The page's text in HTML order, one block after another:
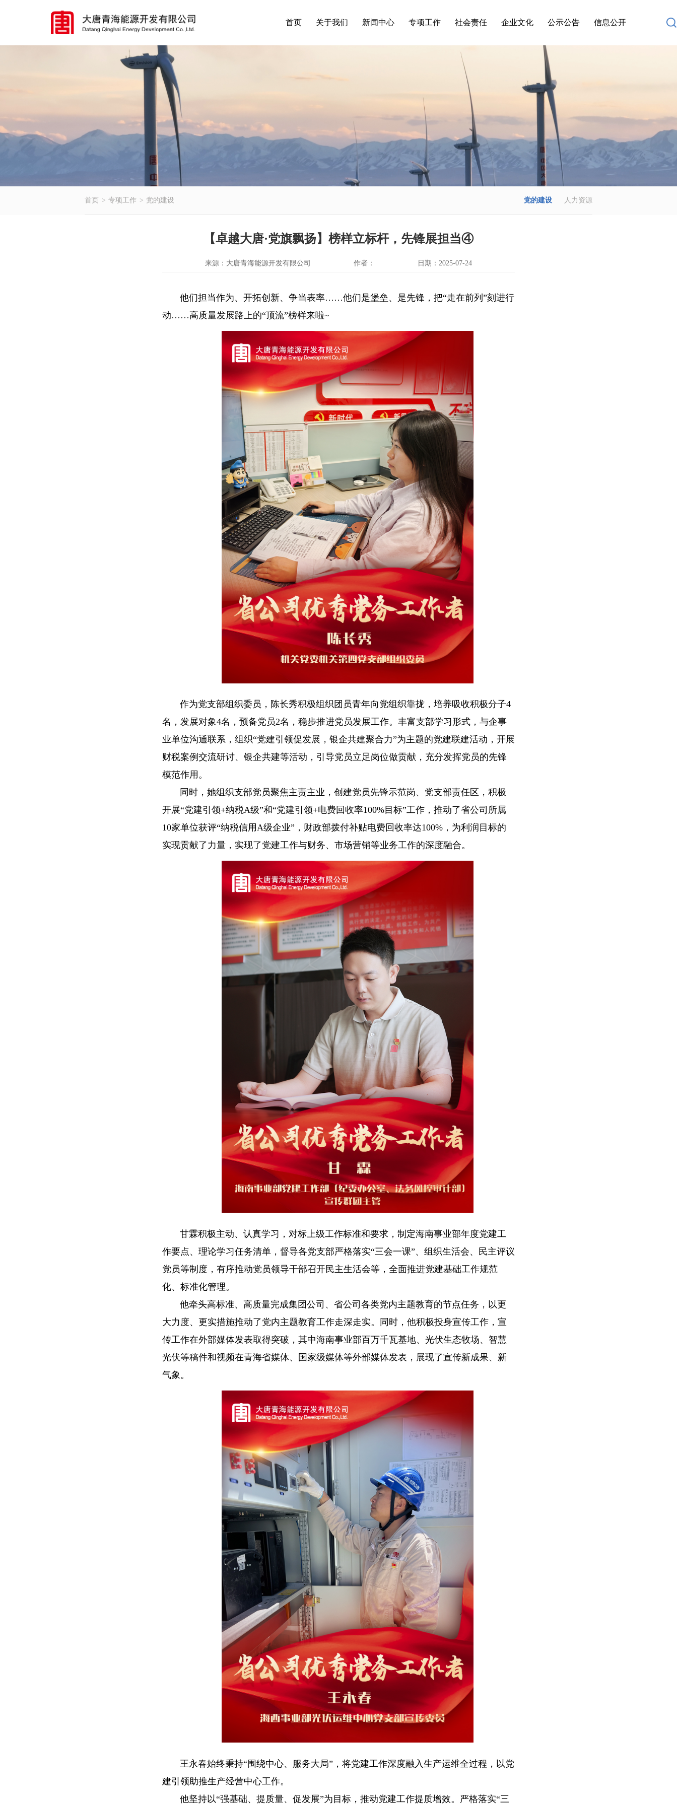
首页 关于我们 新闻中心 专项工作 社会责任 企业文化 公示公告 信息公开
首页 专项工作 党的建设 党的建设 人力资源
【卓越大唐·党旗飘扬】榜样立标杆，先锋展担当④
来源：大唐青海能源开发有限公司 作者： 日期：2025-07-24
他们担当作为、开拓创新、争当表率……他们是堡垒、是先锋，把“走在前列”刻进行
动……高质量发展路上的“顶流”榜样来啦~
作为党支部组织委员，陈长秀积极组织团员青年向党组织靠拢，培养吸收积极分子4
名，发展对象4名，预备党员2名，稳步推进党员发展工作。丰富支部学习形式，与企事
业单位沟通联系，组织“党建引领促发展，银企共建聚合力”为主题的党建联建活动，开展
财税案例交流研讨、银企共建等活动，引导党员立足岗位做贡献，充分发挥党员的先锋
模范作用。
同时，她组织支部党员聚焦主责主业，创建党员先锋示范岗、党支部责任区，积极
开展“党建引领+纳税A级”和“党建引领+电费回收率100%目标”工作，推动了省公司所属
10家单位获评“纳税信用A级企业”，财政部拨付补贴电费回收率达100%，为利润目标的
实现贡献了力量，实现了党建工作与财务、市场营销等业务工作的深度融合。
甘霖积极主动、认真学习，对标上级工作标准和要求，制定海南事业部年度党建工
作要点、理论学习任务清单，督导各党支部严格落实“三会一课”、组织生活会、民主评议
党员等制度，有序推动党员领导干部召开民主生活会等，全面推进党建基础工作规范
化、标准化管理。
他牵头高标准、高质量完成集团公司、省公司各类党内主题教育的节点任务，以更
大力度、更实措施推动了党内主题教育工作走深走实。同时，他积极投身宣传工作，宣
传工作在外部媒体发表取得突破，其中海南事业部百万千瓦基地、光伏生态牧场、智慧
光伏等稿件和视频在青海省媒体、国家级媒体等外部媒体发表，展现了宣传新成果、新
气象。
王永春始终秉持“围绕中心、服务大局”，将党建工作深度融入生产运维全过程，以党
建引领助推生产经营中心工作。
他坚持以“强基础、提质量、促发展”为目标，推动党建工作提质增效。严格落实“三